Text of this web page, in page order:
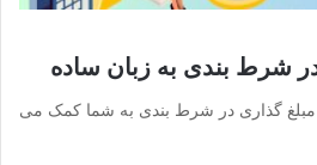
شرط بندی به زبان ساده
مبلغ گذاری در شرط بندی به شما کمک می